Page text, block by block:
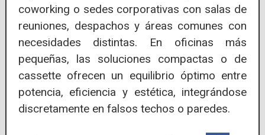
coworking o sedes corporativas con salas de
reuniones, despachos y áreas comunes con
necesidades distintas. En oficinas más
pequeñas, las soluciones compactas o de
cassette ofrecen un equilibrio óptimo entre
potencia, eficiencia y estética, integrándose
discretamente en falsos techos o paredes.